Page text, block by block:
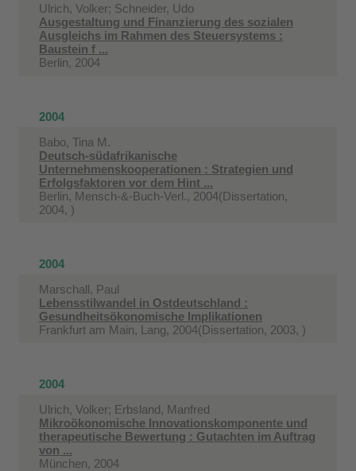
Ulrich, Volker; Schneider, Udo
Ausgestaltung und Finanzierung des sozialen
Ausgleichs im Rahmen des Steuersystems :
Baustein f ...
Berlin, 2004
2004
Babo, Tina M.
Deutsch-südafrikanische
Unternehmenskooperationen : Strategien und
Erfolgsfaktoren vor dem Hint ...
Berlin, Mensch-&-Buch-Verl., 2004(Dissertation,
2004, )
2004
Marschall, Paul
Lebensstilwandel in Ostdeutschland :
Gesundheitsökonomische Implikationen
Frankfurt am Main, Lang, 2004(Dissertation, 2003, )
2004
Ulrich, Volker; Erbsland, Manfred
Mikroökonomische Innovationskomponente und
therapeutische Bewertung : Gutachten im Auftrag
von ...
München, 2004